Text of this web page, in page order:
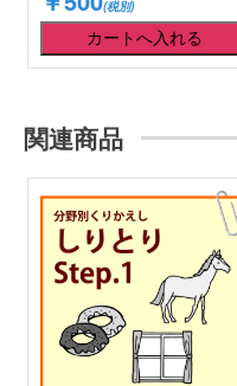
(税別)
関連商品